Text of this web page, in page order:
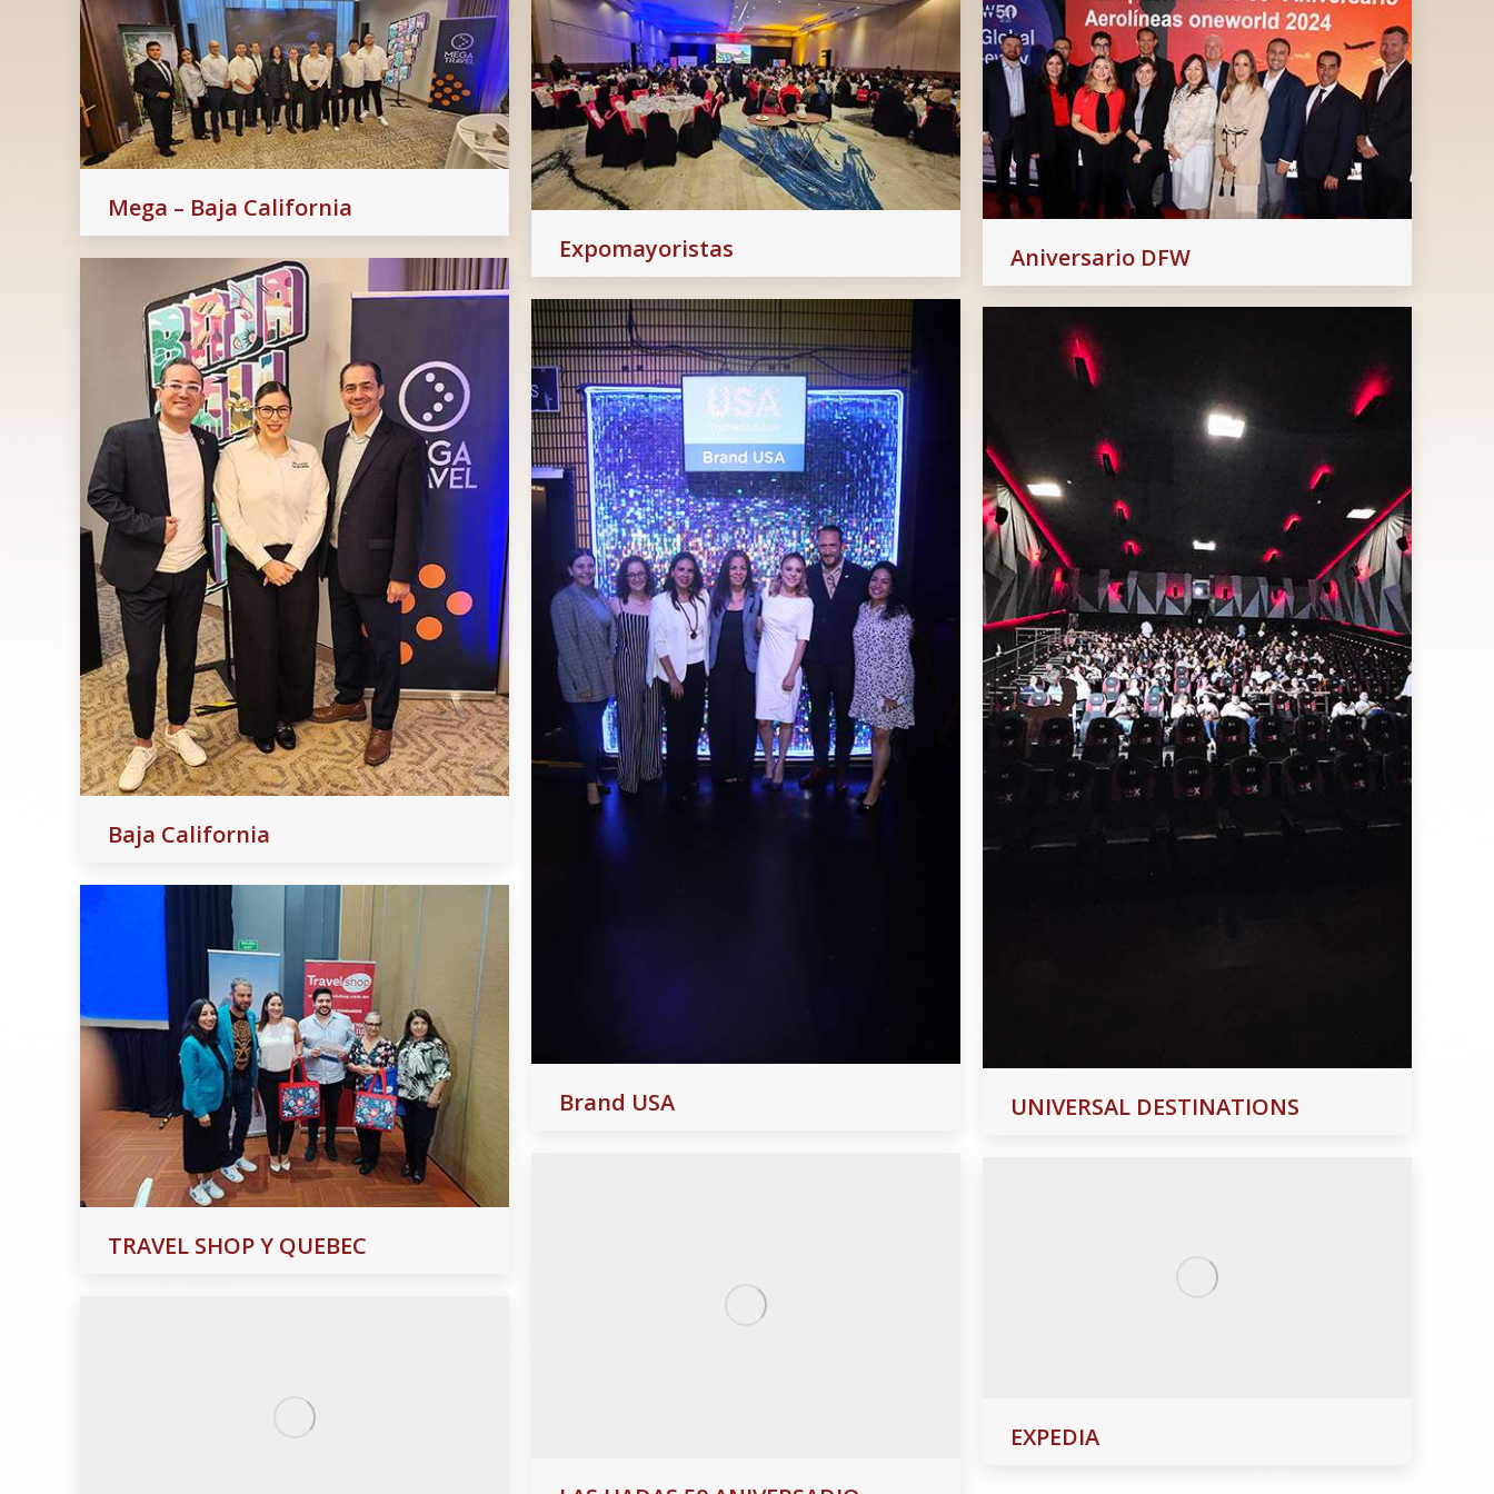
Mega – Baja California
Expomayoristas
Aniversario DFW
Baja California
Brand USA UNIVERSAL DESTINATIONS
TRAVEL SHOP Y QUEBEC
EXPEDIA